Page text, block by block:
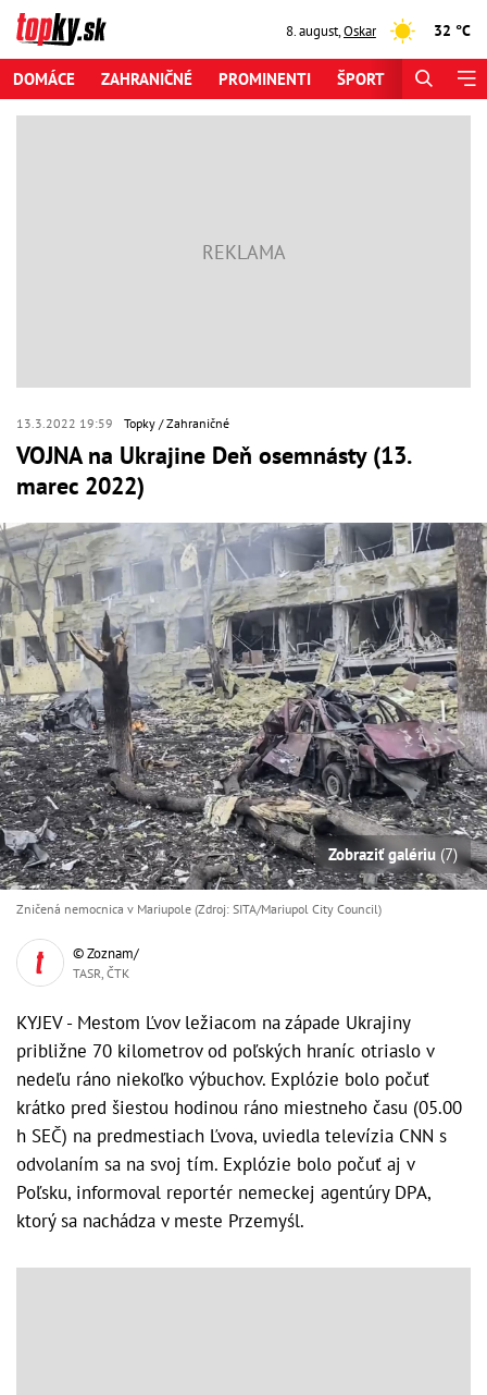
8. august,Oskar 32 °C
DOMÁCE ZAHRANIČNÉ PROMINENTI ŠPORT
13.3.2022 19:59 Topky Zahraničné
VOJNA na Ukrajine Deň osemnásty (13.
marec 2022)
Zobraziť galériu (7)
Zničená nemocnica v Mariupole (Zdroj: SITA/Mariupol City Council)
© Zoznam/
TASR, ČTK
KYJEV - Mestom Ľvov ležiacom na západe Ukrajiny
približne 70 kilometrov od poľských hraníc otriaslo v
nedeľu ráno niekoľko výbuchov. Explózie bolo počuť
krátko pred šiestou hodinou ráno miestneho času (05.00
h SEČ) na predmestiach Ľvova, uviedla televízia CNN s
odvolaním sa na svoj tím. Explózie bolo počuť aj v
Poľsku, informoval reportér nemeckej agentúry DPA,
ktorý sa nachádza v meste Przemyśl.